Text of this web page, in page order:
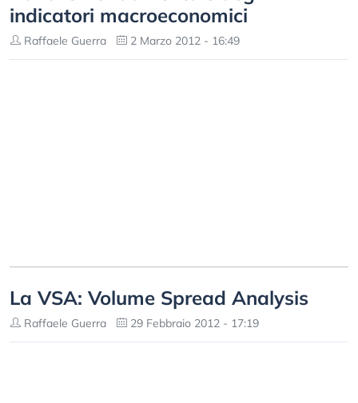
indicatori macroeconomici
Raffaele Guerra 2 Marzo 2012 - 16:49
La VSA: Volume Spread Analysis
Raffaele Guerra 29 Febbraio 2012 - 17:19